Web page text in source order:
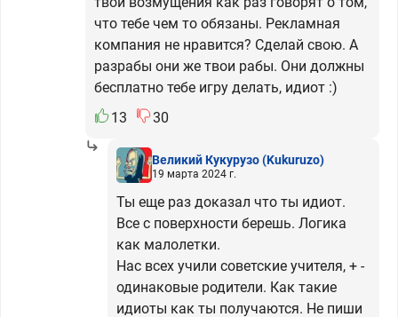
что тебе чем то обязаны. Рекламная
компания не нравится? Сделай свою. А
разрабы они же твои рабы. Они должны
бесплатно тебе игру делать, идиот :)
13
30
Великий Кукурузо(Kukuruzo)
19 марта 2024 г.
Ты еще раз доказал что ты идиот.
Все с поверхности берешь. Логика
как малолетки.
Нас всех учили советские учителя, + -
одинаковые родители. Как такие
идиоты как ты получаются. Не пиши